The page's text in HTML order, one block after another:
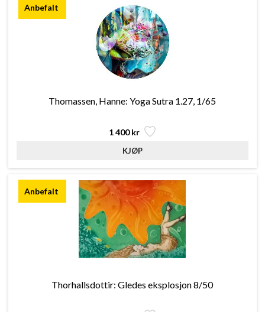
Thomassen, Hanne: Yoga Sutra 1.27, 1/65
1 400 kr
Thorhallsdottir: Gledes eksplosjon 8/50